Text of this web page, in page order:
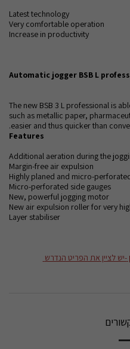
Latest technology
Very comfortable operation
Increase in productivity
Automatic jogger BSB L
The new BSB 3 L professional is
such as metallic paper,
easier and thus quicker than
Features
Additional aeration during the
Margin-free air expulsion
Highly planed and micro-
Micro-perforated side gauges
New, powerful jogging motor
New air expulsion roller for very
Layer stabiliser
-יש לציין את הפריט הנדרש